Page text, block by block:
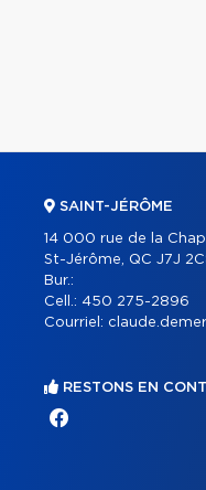
SAINT-JÉRÔME
14 000 rue de la
St-Jérôme, QC J7J
Bur.:
Cell.: 450 275-2896
Courriel:
RESTONS EN